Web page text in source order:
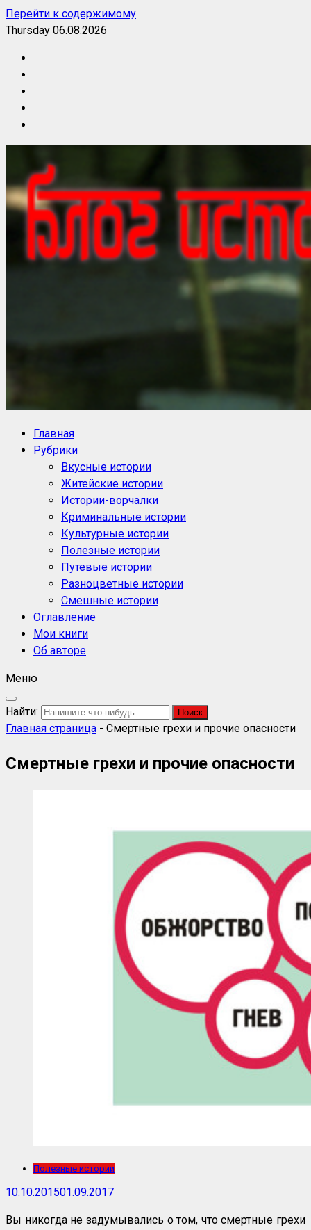
Перейти к содержимому
Thursday 06.08.2026
Блог историй NoorySan
Главная
Рубрики
Вкусные истории
Житейские истории
Истории-ворчалки
Криминальные истории
Культурные истории
Полезные истории
Путевые истории
Разноцветные истории
Смешные истории
Оглавление
Мои книги
Об авторе
Меню
Найти:
Главная страница - Смертные грехи и прочие опасности
Смертные грехи и прочие опасности
Полезные истории
10.10.201501.09.2017
Вы никогда не задумывались о том, что смертные грехи